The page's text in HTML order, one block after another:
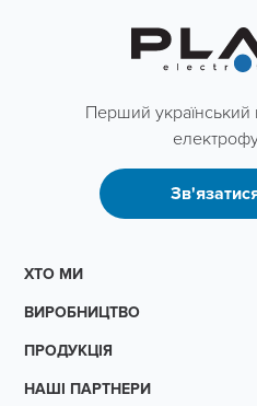
Перший український
ХТО МИ
ВИРОБНИЦТВО
ПРОДУКЦІЯ
НАШІ ПАРТНЕРИ